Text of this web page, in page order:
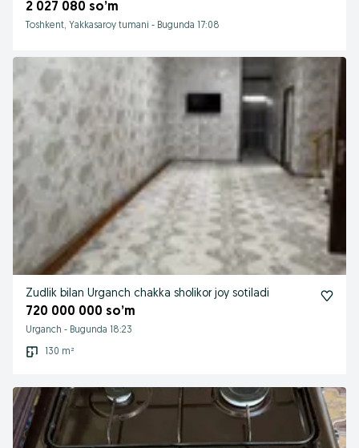
2 027 080 so’m
Toshkent, Yakkasaroy tumani - Bugunda 17:08
Zudlik bilan Urganch chakka sholikor joy sotiladi
720 000 000 so’m
Urganch - Bugunda 18:23
130 m²